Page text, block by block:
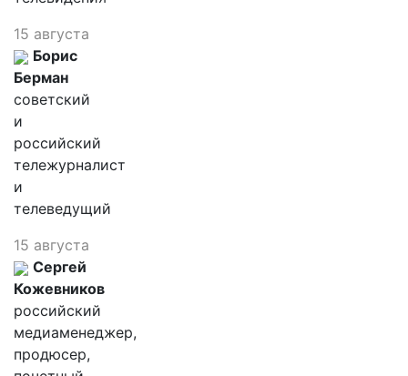
15 августа
Борис
Берман
советский
и
российский
тележурналист
и
телеведущий
15 августа
Сергей
Кожевников
российский
медиаменеджер,
продюсер,